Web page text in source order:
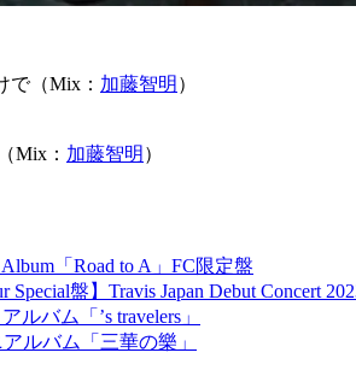
で（Mix： 加藤智明 ）
Mix： 加藤智明 ）
Album「Road to A」FC限定盤
Special盤】Travis Japan Debut Concert
ルバム「’s travelers」
ルバム「三華の樂」